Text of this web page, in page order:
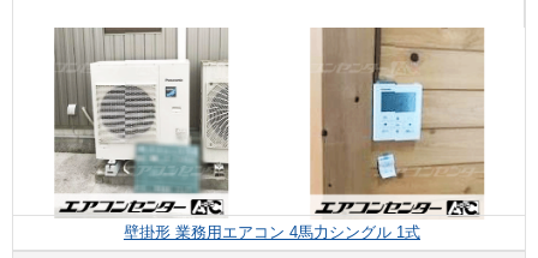
壁掛形 業務用エアコン 4馬力シングル 1式